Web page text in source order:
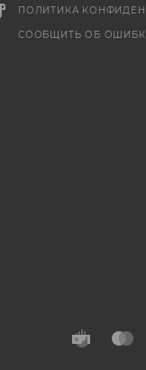
ПОЛИТИКА
СООБЩИТЬ ОБ